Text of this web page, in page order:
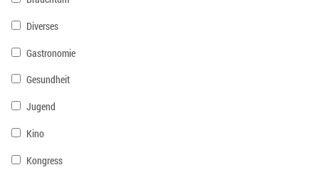
Diverses
Gastronomie
Gesundheit
Jugend
Kino
Kongress